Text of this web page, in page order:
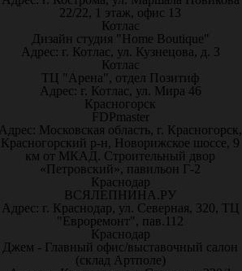
22/22, 1 этаж, офис 13
Котлас
Дизайн студия "Home Boutique"
Адрес: г. Котлас, ул. Кузнецова, д. 3
Котлас
ТЦ "Арена", отдел Позитиф
Адрес: г. Котлас, ул. Мира 46
Красногорск
FDPmaster
Московская область, г. Красногорск,
Красногорский р-н, Новорижское шоссе, 9
км от МКАД. Строительный двор
«Петровский», павильон Г-2
Краснодар
ВСЯЛЕПНИНА.РУ
Адрес: г. Краснодар, ул. Северная, 320, ТЦ
"Евроремонт", пав.112
Краснодар
Джем - Главный офис/выставочный салон
(склад Артполе)